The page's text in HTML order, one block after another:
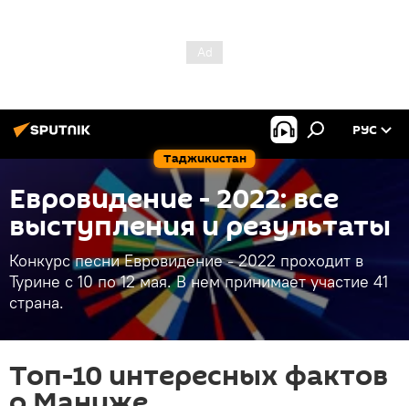
Таджикистан
РУС
Евровидение - 2022: все
выступления и результаты
Конкурс песни Евровидение - 2022 проходит в
Турине с 10 по 12 мая. В нем принимает участие 41
страна.
Топ-10 интересных фактов